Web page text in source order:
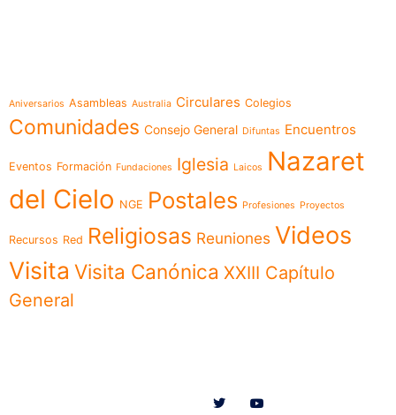
Aniversarios Asambleas Australia Circulares Colegios
Comunidades Consejo General Difuntas Encuentros
Eventos Formación Fundaciones Iglesia Laicos
Nazaret
del Cielo NGE Postales Profesiones Proyectos
Recursos Red Religiosas Reuniones Videos
Visita Visita Canónica XXIII Capítulo
General